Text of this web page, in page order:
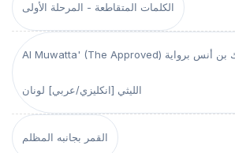
الكلمات المتقاطعة - المرحلة الأولى
Al Muwatta' (The Approved) الموطأ للإمام مالك بن أنس برواية
الليثي [انكليزي/عربي] لونان
القمر بجانبه المظلم